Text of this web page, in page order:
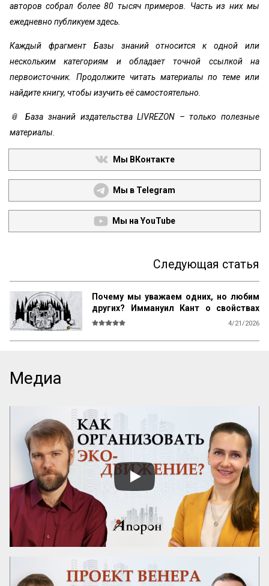
авторов собрал более 80 тысяч примеров. Часть из них мы
ежедневно публикуем здесь.
Каждый фрагмент Базы знаний относится к одной или
нескольким категориям и обладает точной ссылкой на
первоисточник. Продолжите читать материалы по теме или
найдите книгу, чтобы изучить её самостоятельно.
📎 База знаний издательства LIVREZON – только полезные
материалы.
Мы ВКонтакте
Мы в Telegram
Мы на YouTube
Следующая статья
Почему мы уважаем одних, но любим
других? Иммануил Кант о свойствах
возвышенного и прекрасного
4/21/2026
добродетель бургомистра. Правдивость
и честность просты и благородны, шутка
и угодливая лесть тонки и красивы.
Учтивость украшение добродетели.
Бескорыстное служебное рвение
благородно, утонченность и вежливость
прекрасны. Возвышенные свойства
внушают уважение, прекрасные любовь.
Люди, чувство которых обращено
преимущественно на прекрасное, ищут
себе честных, вер...
Медиа